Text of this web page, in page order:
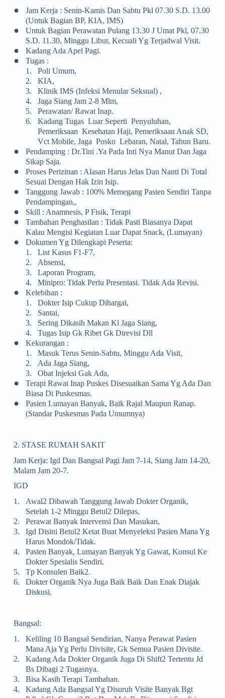
•
Jam Kerja : Senin-Kamis Dan Sabtu Pkl 07.30 S.d. 13.00
(untuk Bagian BP, KIA, IMS)
•
Untuk Bagian Perawatan Pulang 13.30 J Umat Pkl, 07.30
S.d. 11.30, Minggu Libur, Kecuali Yg Terjadwal Visit.
• Kadang Ada Apel Pagi.
•
Tugas :
1.
Poli Umum,
2.
KIA,
3.
Klinik IMS (infeksi Menular Seksual) ,
4.
Jaga Siang Jam 2-8 Mlm,
5.
Perawatan/ Rawat Inap.
6.
Kadang Tugas Luar Seperti Penyuluhan,
Pemeriksaan Kesehatan Haji, Pemeriksaan Anak SD,
Vct Mobile, Jaga Posko Lebaran, Natal, Tahun Baru.
•
Pendamping : Dr.tini .ya Pada Inti Nya Manut Dan Jaga
Sikap Saja.
•
Proses Perizinan : Alasan Harus Jelas Dan Nanti Di Total
Sesuai Dengan Hak Izin Isip.
•
Tanggung Jawab : 100% Memegang Pasien Sendiri Tanpa
Pendampingan,,
• Skill : Anamnesis, P Fisik, Terapi
•
Tambahan Penghasilan : Tidak Pasti Biasanya Dapat
Kalau Mengisi Kegiatan Luar Dapat Snack, (lumayan)
•
Dokumen Yg Dilengkapi Peserta:
1.
List Kasus F1-F7,
2.
Absensi,
3.
Laporan Program,
4.
Minipro: Tidak Perlu Presentasi. Tidak Ada Revisi.
•
Kelebihan :
1.
Dokter Isip Cukup Dihargai,
2.
Santai,
3.
Sering Dikasih Makan Kl Jaga Siang,
4.
Tugas Isip Gk Ribet Gk Direvisi Dll
•
Kekurangan :
1.
Masuk Terus Senin-Sabtu, Minggu Ada Visit,
2.
Ada Jaga Siang,
3.
Obat Injeksi Gak Ada,
•
Terapi Rawat Inap Puskes Disesuaikan Sama Yg Ada Dan
Biasa Di Puskesmas.
•
Pasien Lumayan Banyak, Baik Rajal Maupun Ranap.
(standar Puskesmas Pada Umumnya)
2. STASE RUMAH SAKIT
Jam Kerja: Igd Dan Bangsal Pagi Jam 7-14, Siang Jam 14-20,
Malam Jam 20-7.
IGD
1.
Awal2 Dibawah Tanggung Jawab Dokter Organik,
Setelah 1-2 Minggu Betul2 Dilepas,
2.
Perawat Banyak Intervensi Dan Masukan,
3.
Igd Disini Betul2 Ketat Buat Menyeleksi Pasien Mana Yg
Harus Mondok/tidak.
4.
Pasien Banyak, Lumayan Banyak Yg Gawat, Konsul Ke
Dokter Spesialis Sendiri.
5.
Tp Konsulen Baik2.
6.
Dokter Organik Nya Juga Baik Baik Dan Enak Diajak
Diskusi.
Bangsal:
1.
Keliling 10 Bangsal Sendirian, Nanya Perawat Pasien
Mana Aja Yg Perlu Divisite, Gk Semua Pasien Divisite.
2.
Kadang Ada Dokter Organik Juga Di Shift2 Tertentu Jd
Bs Dibagi 2 Tugasnya.
3.
Bisa Kasih Terapi Tambahan.
4.
Kadang Ada Bangsal Yg Disuruh Visite Banyak Bgt